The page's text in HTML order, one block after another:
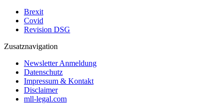
Brexit
Covid
Revision DSG
Zusatznavigation
Newsletter Anmeldung
Datenschutz
Impressum & Kontakt
Disclaimer
mll-legal.com